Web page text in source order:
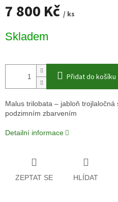
7 800 Kč / ks
cena:
Skladem
Přidat do košíku
Malus trilobata – jabloň
podzimním zbarvením
Detailní informace
ZEPTAT SE HLÍDAT